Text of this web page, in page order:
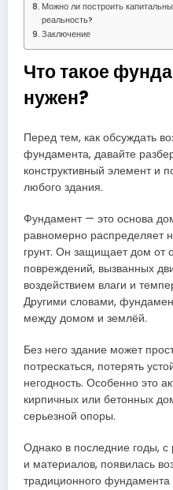
Можно ли построить
реальность?
Заключение
Что такое
нужен?
Перед тем, как обсуждать
фундамента, давайте
конструктивный элемент и
любого здания.
Фундамент — это основа
равномерно распределяет
грунт. Он защищает дом от
повреждений, вызванных
воздействием влаги и
Другими словами,
между домом и землёй.
Без него здание может
потрескаться, потерять
негодность. Особенно это
кирпичных или бетонных
серьезной опоры.
Однако в последние годы, с
и материалов, появилась
традиционного фундамента